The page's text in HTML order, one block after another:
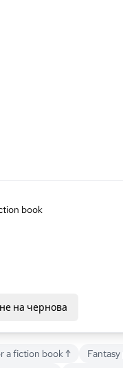
на чернова
a fiction book↑